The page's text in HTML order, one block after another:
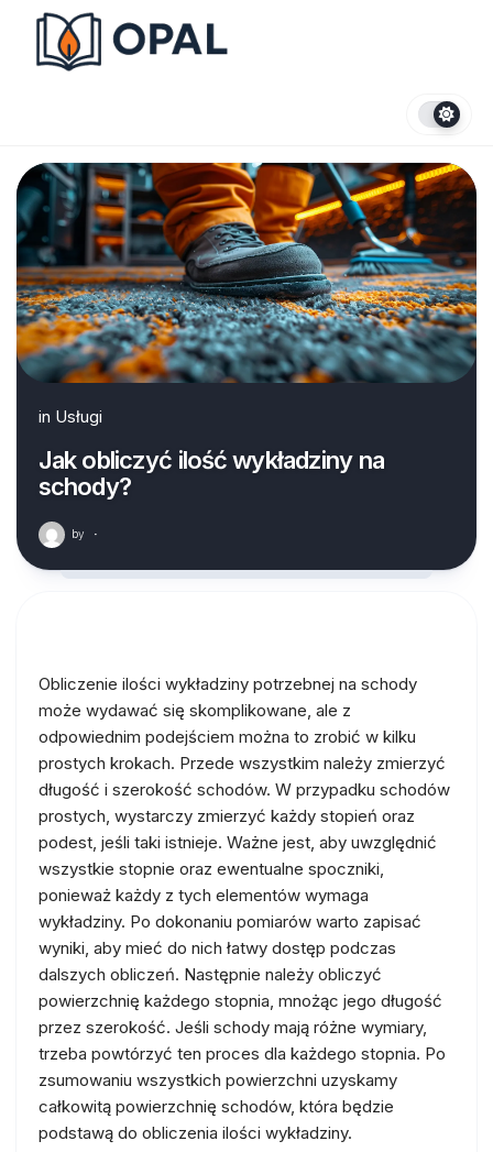
content
in Usługi
Jak obliczyć ilość wykładziny na
schody?
by ·
Obliczenie ilości wykładziny potrzebnej na schody
może wydawać się skomplikowane, ale z
odpowiednim podejściem można to zrobić w kilku
prostych krokach. Przede wszystkim należy zmierzyć
długość i szerokość schodów. W przypadku schodów
prostych, wystarczy zmierzyć każdy stopień oraz
podest, jeśli taki istnieje. Ważne jest, aby uwzględnić
wszystkie stopnie oraz ewentualne spoczniki,
ponieważ każdy z tych elementów wymaga
wykładziny. Po dokonaniu pomiarów warto zapisać
wyniki, aby mieć do nich łatwy dostęp podczas
dalszych obliczeń. Następnie należy obliczyć
powierzchnię każdego stopnia, mnożąc jego długość
przez szerokość. Jeśli schody mają różne wymiary,
trzeba powtórzyć ten proces dla każdego stopnia. Po
zsumowaniu wszystkich powierzchni uzyskamy
całkowitą powierzchnię schodów, która będzie
podstawą do obliczenia ilości wykładziny.